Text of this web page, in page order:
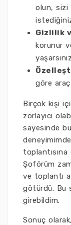
olun, sizi
Gizlilik
korunur
göre
Birçok kişi
zorlayıcı
sayesinde
Şoförüm
ve toplantı
götürdü. Bu
girebildim.
Sonuç